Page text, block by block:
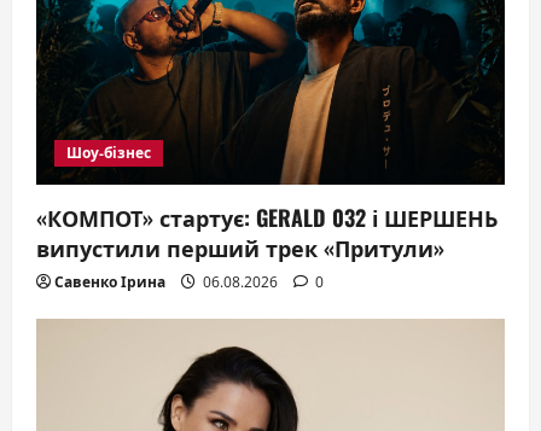
t
i
n
Шоу-бізнес
«КОМПОТ» стартує: GERALD 032 і ШЕРШЕНЬ
випустили перший трек «Притули»
Савенко Ірина 06.08.2026 0